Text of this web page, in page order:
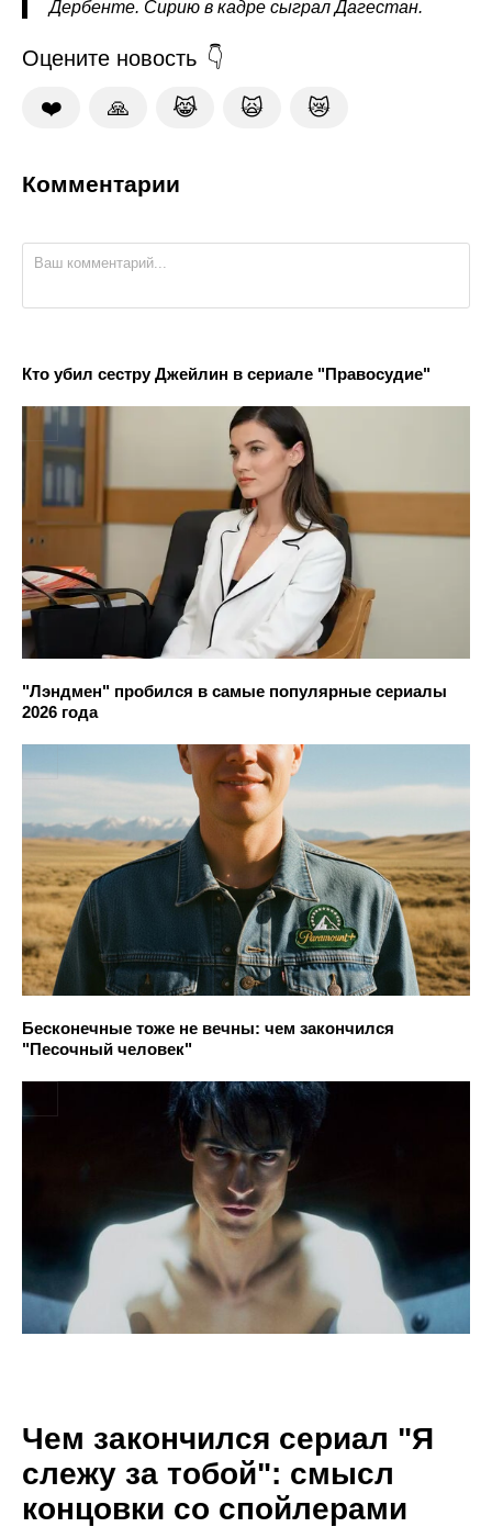
Дербенте. Сирию в кадре сыграл Дагестан.
Оцените новость
❤️ 🙏 😹 🙀 😿
Комментарии
Кто убил сестру Джейлин в сериале "Правосудие"
"Лэндмен" пробился в самые популярные сериалы
2026 года
Бесконечные тоже не вечны: чем закончился
"Песочный человек"
Чем закончился сериал "Я
слежу за тобой": смысл
концовки со спойлерами